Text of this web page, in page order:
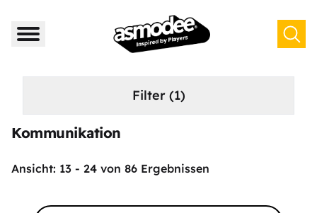
Filter (1)
Kommunikation
Ansicht: 13 - 24 von 86 Ergebnissen